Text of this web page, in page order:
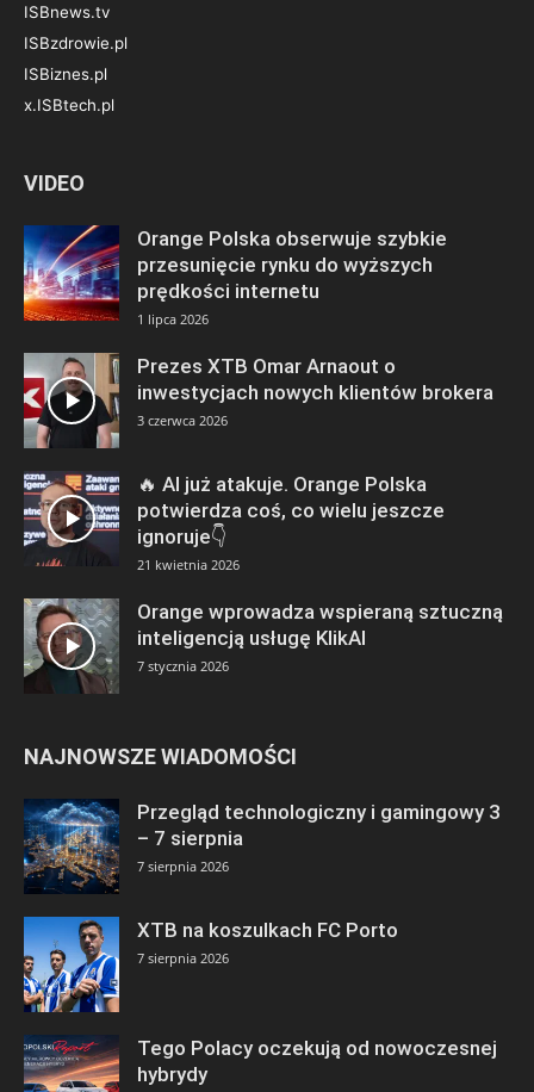
ISBnews.tv
ISBzdrowie.pl
ISBiznes.pl
x.ISBtech.pl
VIDEO
Orange Polska obserwuje szybkie
przesunięcie rynku do wyższych
prędkości internetu
1 lipca 2026
Prezes XTB Omar Arnaout o
inwestycjach nowych klientów brokera
3 czerwca 2026
🔥 AI już atakuje. Orange Polska
potwierdza coś, co wielu jeszcze
ignoruje👇
21 kwietnia 2026
Orange wprowadza wspieraną sztuczną
inteligencją usługę KlikAI
7 stycznia 2026
NAJNOWSZE WIADOMOŚCI
Przegląd technologiczny i gamingowy 3
– 7 sierpnia
7 sierpnia 2026
XTB na koszulkach FC Porto
7 sierpnia 2026
Tego Polacy oczekują od nowoczesnej
hybrydy